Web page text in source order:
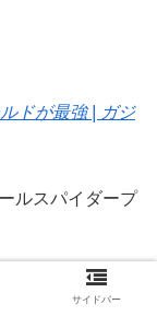
ドが最強 | ガジ
ルスパイダープ
返信
サイドバー